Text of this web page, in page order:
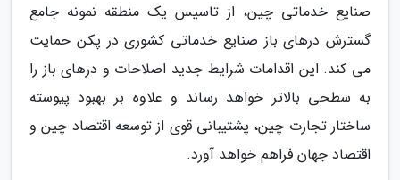
صنایع خدماتی چین، از تاسیس یک منطقه نمونه جامع
گسترش درهای باز صنایع خدماتی کشوری در پکن حمایت
می کند. این اقدامات شرایط جدید اصلاحات و درهای باز را
به سطحی بالاتر خواهد رساند و علاوه بر بهبود پیوسته
ساختار تجارت چین، پشتیبانی قوی از توسعه اقتصاد چین و
اقتصاد جهان فراهم خواهد آورد.